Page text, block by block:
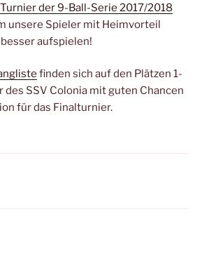
der 9-Ball-Serie 2017/2018
unsere Spieler mit Heimvorteil
aufspielen!
finden sich auf den Plätzen 1-
des SSV Colonia mit guten Chancen
für das Finalturnier.